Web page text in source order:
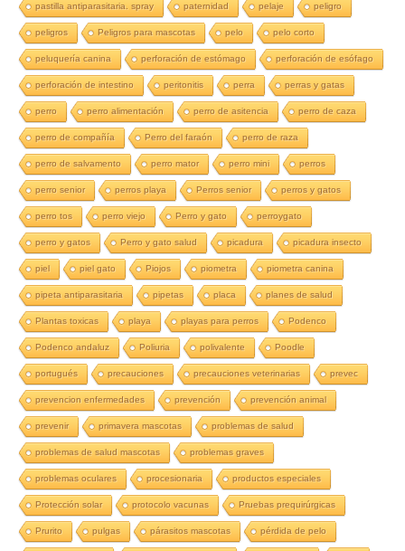
pastilla antiparasitaria. spray paternidad pelaje peligro
peligros Peligros para mascotas pelo pelo corto
peluquería canina perforación de estómago perforación de esófago
perforación de intestino peritonitis perra perras y gatas
perro perro alimentación perro de asitencia perro de caza
perro de compañía Perro del faraón perro de raza
perro de salvamento perro mator perro mini perros
perro senior perros playa Perros senior perros y gatos
perro tos perro viejo Perro y gato perroygato
perro y gatos Perro y gato salud picadura picadura insecto
piel piel gato Piojos piometra piometra canina
pipeta antiparasitaria pipetas placa planes de salud
Plantas toxicas playa playas para perros Podenco
Podenco andaluz Poliuria polivalente Poodle
portugués precauciones precauciones veterinarias prevec
prevencion enfermedades prevención prevención animal
prevenir primavera mascotas problemas de salud
problemas de salud mascotas problemas graves
problemas oculares procesionaria productos especiales
Protección solar protocolo vacunas Pruebas prequirúrgicas
Prurito pulgas párasitos mascotas pérdida de pelo